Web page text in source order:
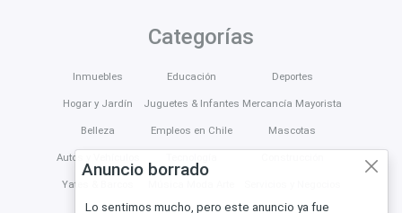
Anuncio borrado
Lo sentimos mucho, pero este anuncio ya fue
Categorías
Inmuebles
Hogar y Jardín
Belleza
Autos y Vehículos
Yates & Barcos
Educación
Juguetes & Infantes
Empleos en Chile
Deportes
Mercancía Mayorista
Mascotas